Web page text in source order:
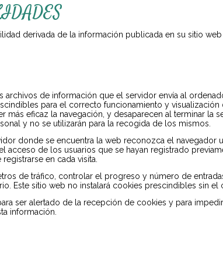
derivada de la información publicada en su sitio
de información que el servidor envía al
para el correcto funcionamiento y visualización
eficaz la navegación, y desaparecen al terminar la
y no se utilizarán para la recogida de los mismos.
donde se encuentra la web reconozca el navegador
acceso de los usuarios que se hayan registrado
en cada visita.
de tráfico, controlar el progreso y número de
Este sitio web no instalará cookies prescindibles sin el
ser alertado de la recepción de cookies y para
información.